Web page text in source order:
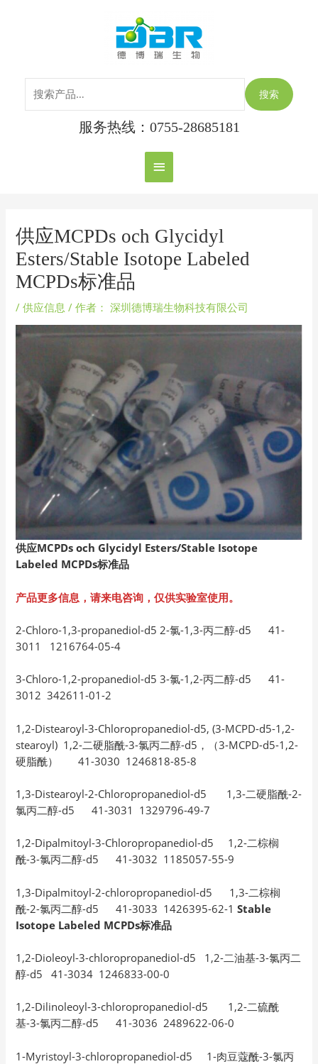
主
菜
单
搜索
服务热线：0755-28685181
供应MCPDs och Glycidyl
Esters/Stable Isotope Labeled
MCPDs标准品
/供应信息 / 作者： 深圳德博瑞生物科技有限公司
供应MCPDs och Glycidyl Esters/Stable Isotope
Labeled MCPDs标准品
产品更多信息，请来电咨询，仅供实验室使用。
2-Chloro-1,3-propanediol-d5 2-氯-1,3-丙二醇-d5 41-
3011 1216764-05-4
3-Chloro-1,2-propanediol-d5 3-氯-1,2-丙二醇-d5 41-
3012 342611-01-2
1,2-Distearoyl-3-Chloropropanediol-d5, (3-MCPD-d5-1,2-
stearoyl) 1,2-二硬脂酰-3-氯丙二醇-d5，（3-MCPD-d5-1,2-
硬脂酰） 41-3030 1246818-85-8
1,3-Distearoyl-2-Chloropropanediol-d5 1,3-二硬脂酰-2-
氯丙二醇-d5 41-3031 1329796-49-7
1,2-Dipalmitoyl-3-Chloropropanediol-d5 1,2-二棕榈
酰-3-氯丙二醇-d5 41-3032 1185057-55-9
1,3-Dipalmitoyl-2-chloropropanediol-d5 1,3-二棕榈
酰-2-氯丙二醇-d5 41-3033 1426395-62-1Stable
Isotope Labeled MCPDs标准品
1,2-Dioleoyl-3-chloropropanediol-d5 1,2-二油基-3-氯丙二
醇-d5 41-3034 1246833-00-0
1,2-Dilinoleoyl-3-chloropropanediol-d5 1,2-二硫酰
基-3-氯丙二醇-d5 41-3036 2489622-06-0
1-Myristoyl-3-chloropropanediol-d5 1-肉豆蔻酰-3-氯丙